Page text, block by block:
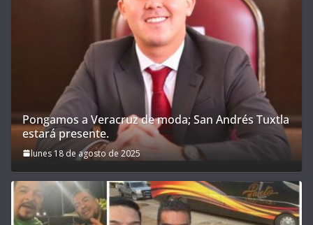
Pongamos a Veracruz de moda; San Andrés Tuxtla
estará presente.
lunes 18 de agosto de 2025